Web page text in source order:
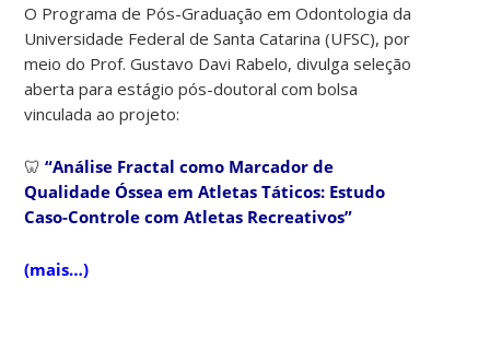
O Programa de Pós-Graduação em Odontologia da
Universidade Federal de Santa Catarina (UFSC), por
meio do Prof. Gustavo Davi Rabelo, divulga seleção
aberta para estágio pós-doutoral com bolsa
vinculada ao projeto:
🦷“Análise Fractal como Marcador de
Qualidade Óssea em Atletas Táticos: Estudo
Caso-Controle com Atletas Recreativos”
(mais…)